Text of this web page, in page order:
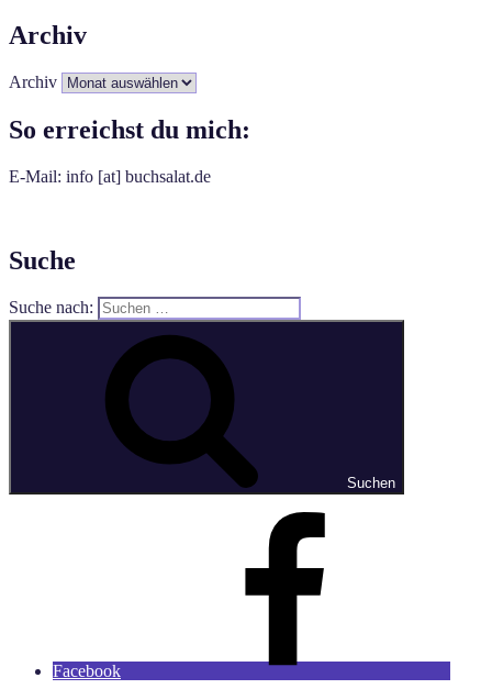
Archiv
Archiv
So erreichst du mich:
E-Mail: info [at] buchsalat.de
Suche
Suche nach:
Suchen
Facebook